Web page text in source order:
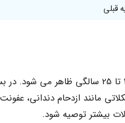
قبلی
، آخرین دندان از مجموعه دندان های آسیاب است که معمولاً
ازدحام دندانی،
بیشتر توصیه شود.